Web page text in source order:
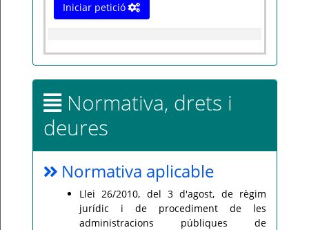
Iniciar petició
Normativa, drets i
deures
Normativa aplicable
Llei 26/2010, del 3 d'agost, de règim
jurídic i de procediment de les
administracions públiques de